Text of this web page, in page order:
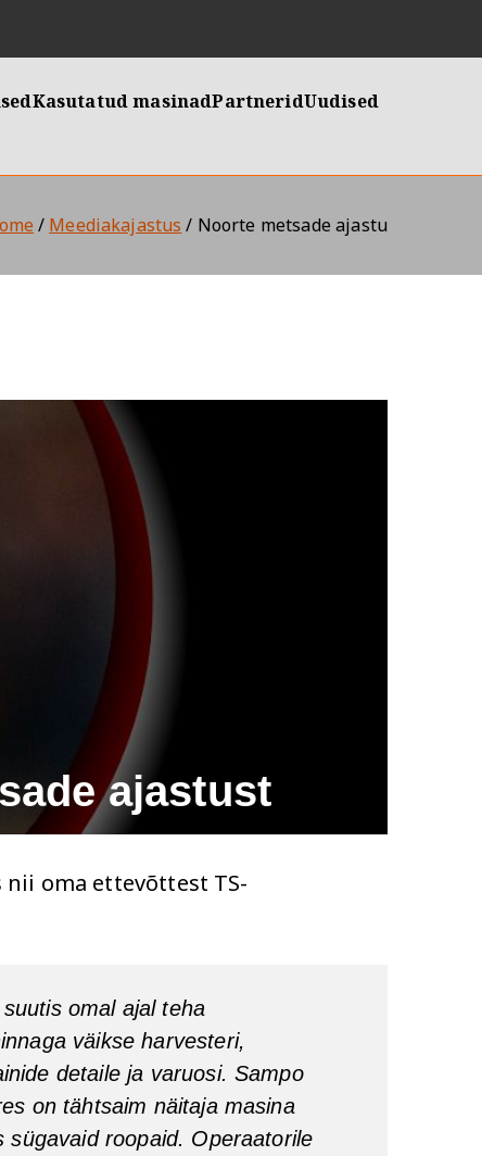
Kasutatud masinadPartneridUudised
Meediakajastus Noorte metsade ajastu
ajastust
oma ettevõttest TS-
omal ajal teha
väikse harvesteri,
detaile ja varuosi. Sampo
on tähtsaim näitaja masina
sügavaid roopaid. Operaatorile